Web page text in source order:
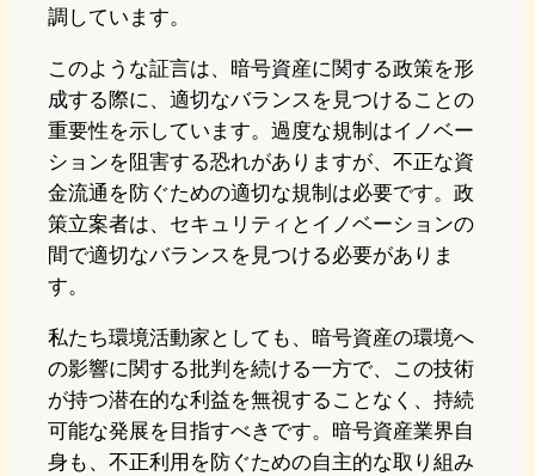
調しています。
このような証言は、暗号資産に関する政策を形
成する際に、適切なバランスを見つけることの
重要性を示しています。過度な規制はイノベー
ションを阻害する恐れがありますが、不正な資
金流通を防ぐための適切な規制は必要です。政
策立案者は、セキュリティとイノベーションの
間で適切なバランスを見つける必要がありま
す。
私たち環境活動家としても、暗号資産の環境へ
の影響に関する批判を続ける一方で、この技術
が持つ潜在的な利益を無視することなく、持続
可能な発展を目指すべきです。暗号資産業界自
身も、不正利用を防ぐための自主的な取り組み